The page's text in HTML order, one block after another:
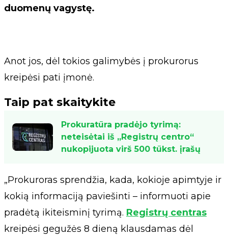
duomenų vagystę.
Anot jos, dėl tokios galimybės į prokurorus
kreipėsi pati įmonė.
Taip pat skaitykite
Prokuratūra pradėjo tyrimą:
neteisėtai iš „Registrų centro“
nukopijuota virš 500 tūkst. įrašų
„Prokuroras sprendžia, kada, kokioje apimtyje ir
kokią informaciją paviešinti – informuoti apie
pradėtą ikiteisminį tyrimą. Registrų centras
kreipėsi gegužės 8 dieną klausdamas dėl